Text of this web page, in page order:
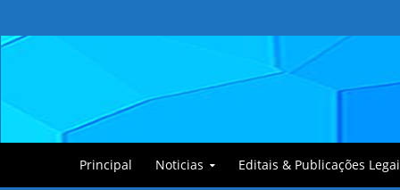
Principal Noticias Editais & Publicações